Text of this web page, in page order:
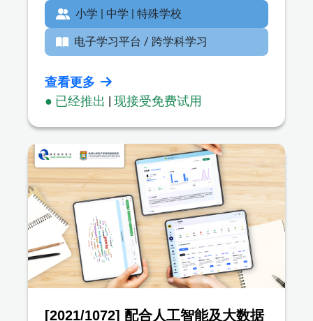
小学 | 中学 | 特殊学校
电子学习平台 / 跨学科学习
查看更多
● 已经推出 | 现接受免费试用
[2021/1072] 配合人工智能及大数据